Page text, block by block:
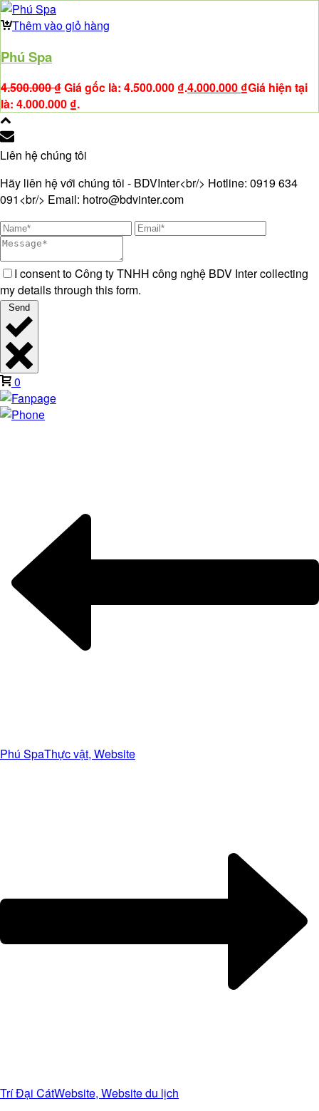
Thêm vào giỏ hàng
Phú Spa
4.500.000₫Giá gốc là: 4.500.000 ₫.4.000.000 ₫Giá hiện tại
là: 4.000.000 ₫.
Liên hệ chúng tôi
Hãy liên hệ với chúng tôi - BDVInter<br/> Hotline: 0919 634
091<br/> Email: hotro@bdvinter.com
I consent to Công ty TNHH công nghệ BDV Inter collecting
my details through this form.
Send
0
Phú SpaThực vật, Website
Trí Đại CátWebsite, Website du lịch